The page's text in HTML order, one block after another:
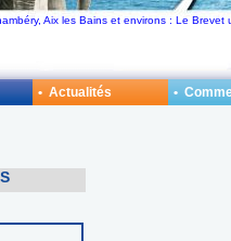
Aix les Bains et environs : Le
• Actualités •